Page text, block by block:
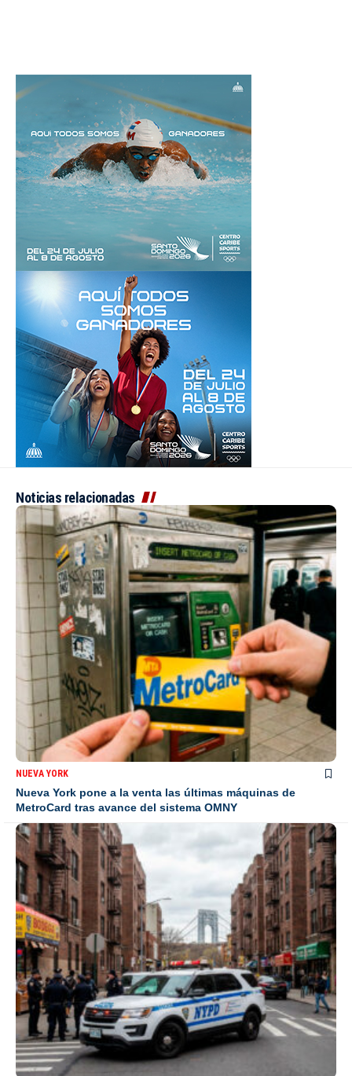
Noticias relacionadas
NUEVA YORK
Nueva York pone a la venta las últimas máquinas de
MetroCard tras avance del sistema OMNY